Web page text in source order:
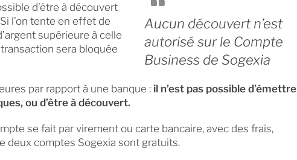
d’être à découvert
l’on tente en effet de
supérieure à celle
sera bloquée
Aucun découvert n’est
autorisé sur le Compte
Business de Sogexia
par rapport à une banque : il n’est pas possible d’émettre
ou d’être à découvert.
se fait par virement ou carte bancaire, avec des frais,
deux comptes Sogexia sont gratuits.